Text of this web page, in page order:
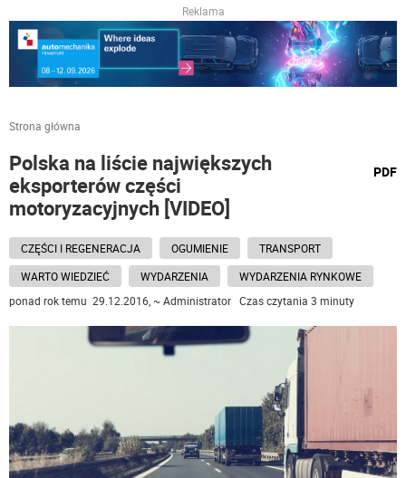
Reklama
Strona główna
Polska na liście największych
eksporterów części
motoryzacyjnych [VIDEO]
PDF
CZĘŚCI I REGENERACJA OGUMIENIE
TRANSPORT
WARTO WIEDZIEĆ
WYDARZENIA
WYDARZENIA RYNKOWE
ponad rok temu 29.12.2016, ~ Administrator Czas czytania 3 minuty